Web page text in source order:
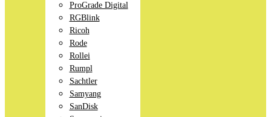
ProGrade Digital
RGBlink
Ricoh
Rode
Rollei
Rumpl
Sachtler
Samyang
SanDisk